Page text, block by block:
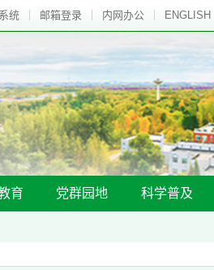
统 邮箱登录 内网办公 ENGLISH
育 党群园地 科学普及